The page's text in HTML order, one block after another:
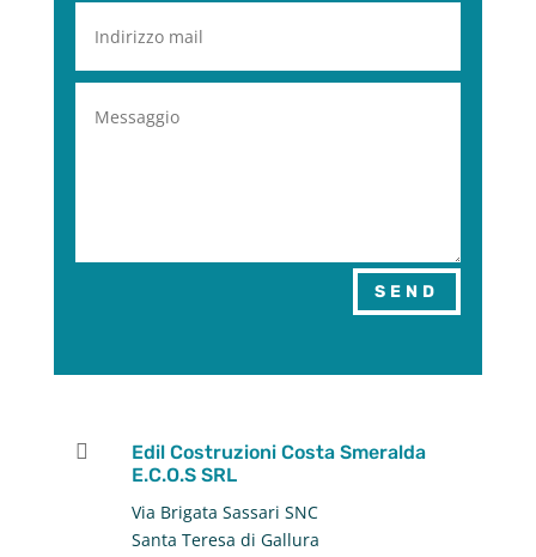
SEND

Edil Costruzioni Costa Smeralda
E.C.O.S SRL
Via Brigata Sassari SNC
Santa Teresa di Gallura